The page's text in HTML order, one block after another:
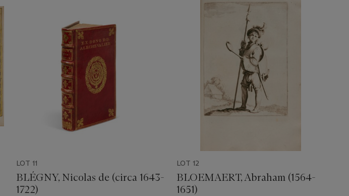
LOT 11
BLÉGNY, Nicolas de (circa 1643-
1722)
LOT 12
BLOEMAERT, Abraham (1564-
1651)